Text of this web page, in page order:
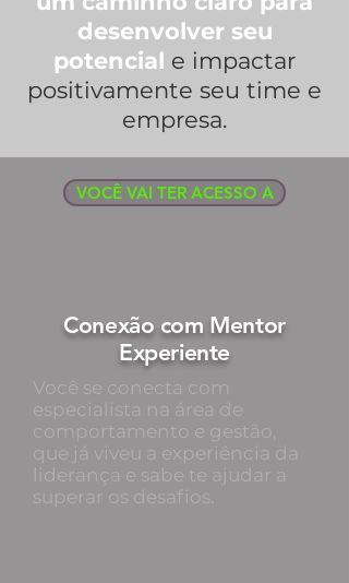
desenvolver seu
potencial e impactar
positivamente seu time e
empresa.
VOCÊ VAI TER ACESSO A
Conexão com Mentor
Experiente
Você se conecta com
especialista na área de
comportamento e gestão,
que já viveu a experiência da
liderança e sabe te ajudar a
superar os desafios.